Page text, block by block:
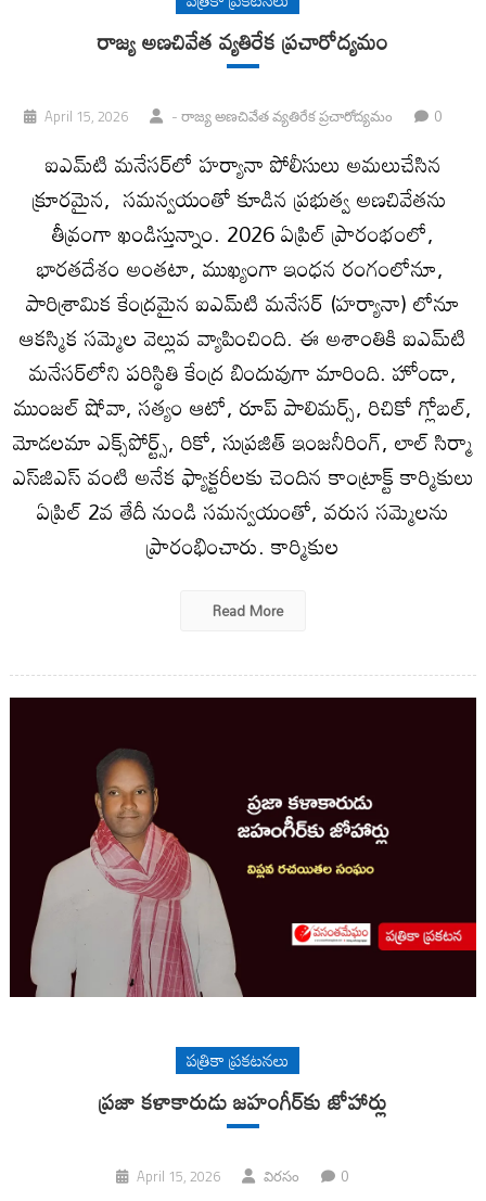
రాజ్య అణచివేత వ్యతిరేక ప్రచారోద్యమం
April 15, 2026 - రాజ్య అణచివేత వ్యతిరేక ప్రచారోద్యమం 0
ఐఎమ్‌టి మనేసర్‌లో హర్యానా పోలీసులు అమలుచేసిన
క్రూరమైన, సమన్వయంతో కూడిన ప్రభుత్వ అణచివేతను
తీవ్రంగా ఖండిస్తున్నాం. 2026 ఏప్రిల్ ప్రారంభంలో,
భారతదేశం అంతటా, ముఖ్యంగా ఇంధన రంగంలోనూ,
పారిశ్రామిక కేంద్రమైన ఐఎమ్‌టి మనేసర్ (హర్యానా) లోనూ
ఆకస్మిక సమ్మెల వెల్లువ వ్యాపించింది. ఈ అశాంతికి ఐఎమ్‌టి
మనేసర్‌లోని పరిస్థితి కేంద్ర బిందువుగా మారింది. హోండా,
ముంజల్ షోవా, సత్యం ఆటో, రూప్ పాలిమర్స్, రిచికో గ్లోబల్,
మోడలమా ఎక్స్‌పోర్ట్స్, రికో, సుప్రజిత్ ఇంజనీరింగ్, లాల్ సిర్మా
ఎస్‌జిఎస్ వంటి అనేక ఫ్యాక్టరీలకు చెందిన కాంట్రాక్ట్ కార్మికులు
ఏప్రిల్ 2వ తేదీ నుండి సమన్వయంతో, వరుస సమ్మెలను
ప్రారంభించారు. కార్మికుల
Read More
పత్రికా ప్రకటనలు
ప్ర‌జా క‌ళాకారుడు జ‌హంగీర్‌కు జోహార్లు
April 15, 2026 విరసం 0